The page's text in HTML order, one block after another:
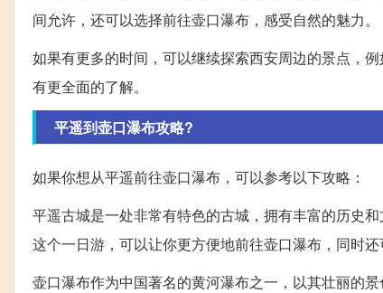
间允许，还可以选择前往壶口瀑布，感受自然的魅力。
如果有更多的时间，可以继续探索西安周边的景点，
有更全面的了解。
平遥到壶口瀑布攻略?
如果你想从平遥前往壶口瀑布，可以参考以下攻略：
平遥古城是一处非常有特色的古城，拥有丰富的历史
这个一日游，可以让你更方便地前往壶口瀑布，同时还
壶口瀑布作为中国著名的黄河瀑布之一，以其壮丽的